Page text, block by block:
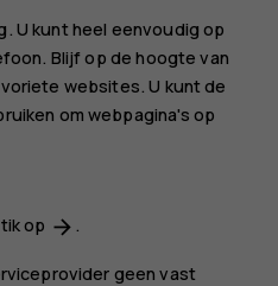
U kunt heel eenvoudig op
Blijf op de hoogte van
websites. U kunt de
om webpagina's op
op arrow_forward .
geen vast